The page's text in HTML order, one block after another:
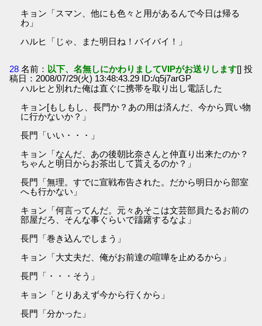
キョン「スマン、他にも色々と用があるんで今日は帰る
わ」
ハルヒ「じゃ、また明日ね！バイバイ！」
28 名前： 以下、名無しにかわりましてVIPがお送りします[] 投
稿日：2008/07/29(火) 13:48:43.29 ID:/q5j7arGP
ハルヒと別れた俺は直ぐに携帯を取り出し電話した
キョン[もしもし、長門か？あの用は済んだ、今から買い物
に行かないか？」
長門「いい・・・」
キョン「なんだ、あの後朝比奈さんと仲直り出来たのか？
ちゃんと明日からお茶出して貰えるのか？」
長門「無理。すでに宣戦布告された。だから明日から部室
へも行かない」
キョン「何言ってんだ。元々あそこは文芸部員たるお前の
部屋だろ、そんな事ぐらいで躊躇するなよ」
長門「巻き込んでしまう」
キョン「大丈夫だ、俺がお前達の喧嘩を止めるから」
長門「・・・そう」
キョン「とりあえず今から行くから」
長門「分かった」